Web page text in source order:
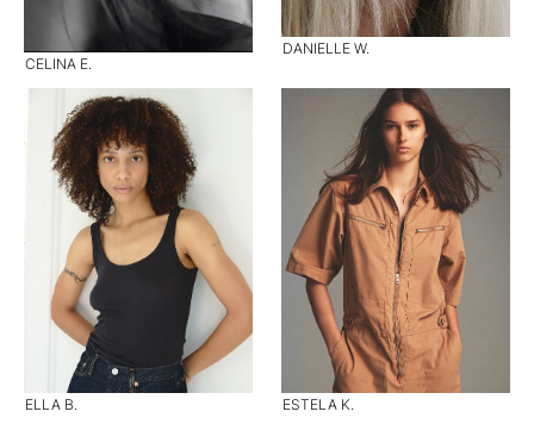
CELINA E.
DANIELLE W.
ELLA B. ESTELA K.